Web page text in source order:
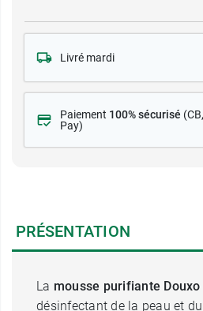
Livré mardi
Paiement 100% sécurisé (CB
Pay)
PRÉSENTATION
La mousse purifiante Douxo
désinfectant de la peau et